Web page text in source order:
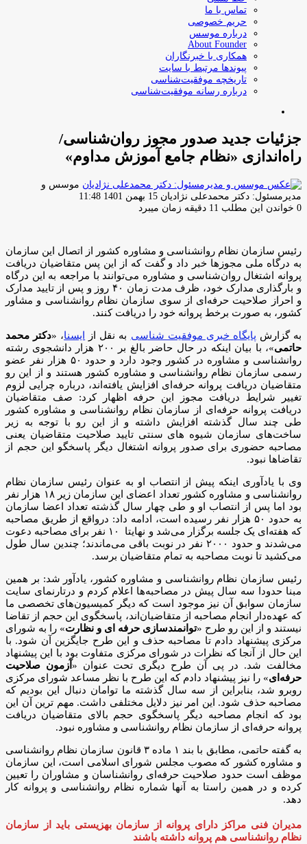
تماس با ما
حریم خصوصی
درباره موسس
About Founder
همکاری با خبرنگاران
پیوندها مرتبط با سایت
تاریخچه موفقیت‌شناسی
درباره رسانه موفقیت‌شناسی
جزئیات جدید صدور مجوز روان‌شناسی/
راه‌اندازی «نظام جامع آموزش مداوم»
موسس و
مدیرمسئول: دکتر محمدعلی نژادیان ارسال
ایمیل
15 بهمن 1401 11:48
0 خواندن این مطلب 11 دقیقه زمان میبرد
رئیس سازمان نظام روانشناسی و مشاوره کشور از اتصال این سازمان
به درگاه ملی مجوزها خبر داد و گفت که از این پس متقاضیان دریافت
پروانه اشتغال روان‌شناسی و مشاوره می‌توانند با مراجعه به این درگاه
و بارگذاری مدارک خود، ظرف مدت زمان ۴۰ روز و پس از تایید مدارک
و احراز صلاحیت حرفه‌ای از سوی سازمان نظام روانشناسی و مشاور
کشور، به صورت برخط پروانه خود را دریافت کنند.
به گزارش پایگاه خبری موفقیت شناسی به نقل از ایسنا، «دکتر محمد
حاتمی
»، با بیان اینکه در حال حاضر بالغ بر ۲۰۰ هزار دانشجوی رشته
روانشناسی و مشاوره در کشور وجود دارد و حدود ۵۰ هزار نفر عضو
رسمی سازمان نظام روانشناسی و مشاوره کشور هستند و از این رو
متقاضیان دریافت پروانه حرفه‌ای افزایش یافته‌اند، درباره چرایی لزوم
تغییر شرایط دریافت مجوز این حرفه اظهار کرد: صف متقاضیان
دریافت پروانه حرفه‌ای از سازمان نظام روانشناسی و مشاوره کشور
طی چند سال گذشته افزایش داشته و از این رو با توجه به زیر
ساخت‌های سازمان شیوه های سنتی تایید صلاحیت متقاضیان یعنی
مصاحبه حضوری برای صدور پروانه اشتغال دیگر پاسخگو این حجم از
تقاضاها نبود.
وی با یادآوری اینکه پیش از انتصاب او به عنوان رئیس سازمان نظام
روانشناسی و مشاوره کشور تعداد اعضای این سازمان زیر ۱۸ هزار نفر
بود اما پس از انتصاب او و طی چهار سال گذشته تعداد اعضا سازمان
به حدود ۵۰ هزار نفر رسیده است، ادامه داد: درواقع از طریق مصاحبه
که هفته‌ای یک جلسه برگزار می‌شد و نهایتا ۱۰ نفر برای مصاحبه دعوت
می‌شدند و حدود ۲۰۰۰ نفر در نوبت باقی می‌ماندند؛ چندین سال طول
می‌کشید تا نوبت مصاحبه به تمام متقاضیان برسد.
رئیس سازمان نظام روانشناسی و مشاوره کشور، یادآور شد: بر همین
مبنا حدودا سه سال پیش در مصاحبه‌ها اعلام کردم و درتارنمای سایت
سازمان سوابق آن نیز موجود است که دیگر کمیسیون‌های تخصصی ما
که عهده‌دار انجام مصاحبه از متقاضیان‌اند، پاسخگوی این حجم از تقاضا
نیستند و از این رو طرح «توانمندسازی حرفه ای و نظارت» را به شورای
مرکزی پیشنهاد دادم تا مصاحبه حذف و این طرح جایگزین آن شود. با
این حال از آنجا که نظرات در شورای مرکزی متفاوت بود با این پیشنهاد
مخالفت شد. در پی آن طرح دیگری تحت عنوان « آزمون صلاحیت
حرفه‌ای» را نیز پیشنهاد دادم که این طرح با نظر مساعد شورای مرکزی
روبرو شد، بنابراین از سه سال گذشته ما توامان دنبال این بودیم که
مصاحبه حذف شود. این امر نیز دلایل مختلفی داشت. مهم ترین آن این
بود که انجام مصاحبه دیگر پاسخگوی حجم بالای متقاضیان دریافت
پروانه حرفه‌ای از سازمان نظام روانشناسی و مشاوره نبود.
به گفته حاتمی، مطابق با بند ۱ ماده ۳ قانون سازمان نظام روانشناسی
و مشاوره کشور که مصوب مجلس شورای اسلامی است، این سازمان
موظف است حدود صلاحیت حرفه‌ای روانشناسان و مشاوران را تعیین
کرده و در همین راستا به آنها شماره نظام روانشناسی و پروانه کار
دهد.
مدیران فنی مراکز دارای پروانه از سازمان بهزیستی باید از سازمان
نظام روانشناسی هم پروانه داشته باشند